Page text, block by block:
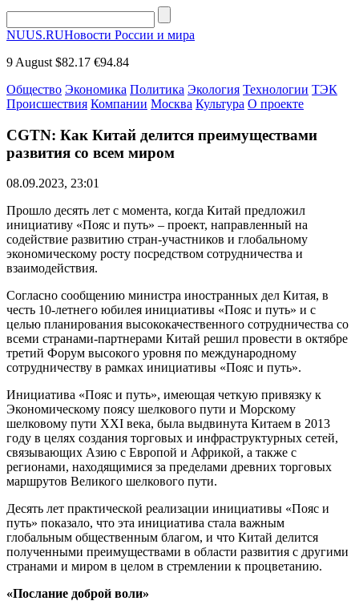
NUUS.RUНовости России и мира
9 August $82.17 €94.84
Общество Экономика Политика Экология Технологии ТЭК
Происшествия Компании Москва Культура О проекте
CGTN: Как Китай делится преимуществами
развития со всем миром
08.09.2023, 23:01
Прошло десять лет с момента, когда Китай предложил
инициативу «Пояс и путь» – проект, направленный на
содействие развитию стран-участников и глобальному
экономическому росту посредством сотрудничества и
взаимодействия.
Согласно сообщению министра иностранных дел Китая, в
честь 10-летнего юбилея инициативы «Пояс и путь» и с
целью планирования высококачественного сотрудничества со
всеми странами-партнерами Китай решил провести в октябре
третий Форум высокого уровня по международному
сотрудничеству в рамках инициативы «Пояс и путь».
Инициатива «Пояс и путь», имеющая четкую привязку к
Экономическому поясу шелкового пути и Морскому
шелковому пути XXI века, была выдвинута Китаем в 2013
году в целях создания торговых и инфраструктурных сетей,
связывающих Азию с Европой и Африкой, а также с
регионами, находящимися за пределами древних торговых
маршрутов Великого шелкового пути.
Десять лет практической реализации инициативы «Пояс и
путь» показало, что эта инициатива стала важным
глобальным общественным благом, и что Китай делится
полученными преимуществами в области развития с другими
странами и миром в целом в стремлении к процветанию.
«Послание доброй воли»